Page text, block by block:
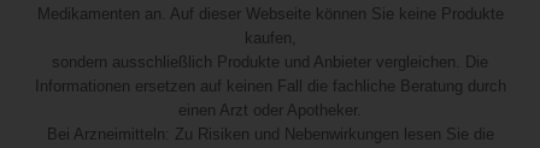
Medikamenten an. Auf dieser Webseite können Sie keine Produkte
kaufen,
sondern ausschließlich Produkte und Anbieter vergleichen. Die
Informationen ersetzen auf keinen Fall die fachliche Beratung durch
einen Arzt oder Apotheker.
Bei Arzneimitteln: Zu Risiken und Nebenwirkungen lesen Sie die